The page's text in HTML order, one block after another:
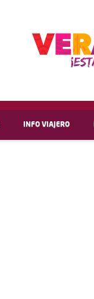
INFO VIAJERO